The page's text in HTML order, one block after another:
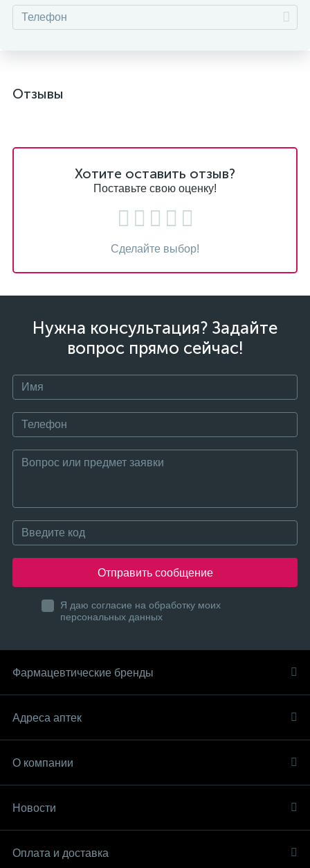
Отзывы
Хотите оставить отзыв?
Поставьте свою оценку!
Сделайте выбор!
Нужна консультация? Задайте
вопрос прямо сейчас!
Отправить сообщение
Я даю согласие на обработку моих
персональных данных
Фармацевтические бренды
Адреса аптек
О компании
Новости
Оплата и доставка